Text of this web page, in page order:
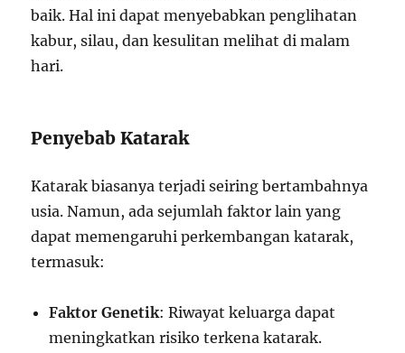
baik. Hal ini dapat menyebabkan penglihatan
kabur, silau, dan kesulitan melihat di malam
hari.
Penyebab Katarak
Katarak biasanya terjadi seiring bertambahnya
usia. Namun, ada sejumlah faktor lain yang
dapat memengaruhi perkembangan katarak,
termasuk:
Faktor Genetik: Riwayat keluarga dapat
meningkatkan risiko terkena katarak.